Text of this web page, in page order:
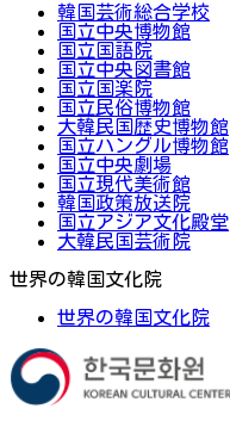
韓国芸術総合学校
国立中央博物館
国立国語院
国立中央図書館
国立国楽院
国立民俗博物館
大韓民国歴史博物館
国立ハングル博物館
国立中央劇場
国立現代美術館
韓国政策放送院
国立アジア文化殿堂
大韓民国芸術院
世界の韓国文化院
世界の韓国文化院